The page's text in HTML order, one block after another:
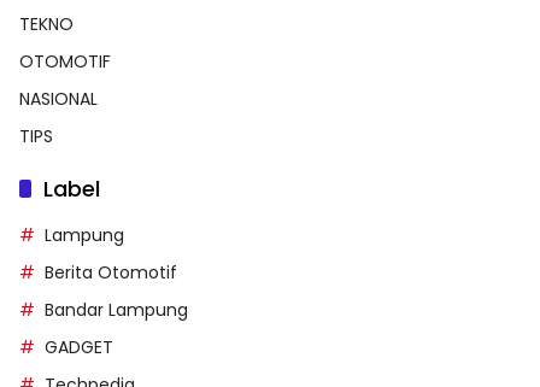
TEKNO
OTOMOTIF
NASIONAL
TIPS
Label
Lampung
Berita Otomotif
Bandar Lampung
GADGET